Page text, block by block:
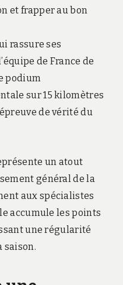
et frapper au bon
rassure ses
de France de
podium
sur 15 kilomètres
de vérité du
un atout
général de la
aux spécialistes
accumule les points
une régularité
saison.